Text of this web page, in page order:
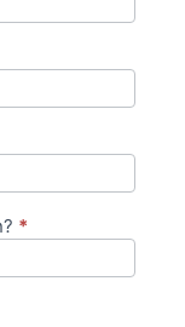
*